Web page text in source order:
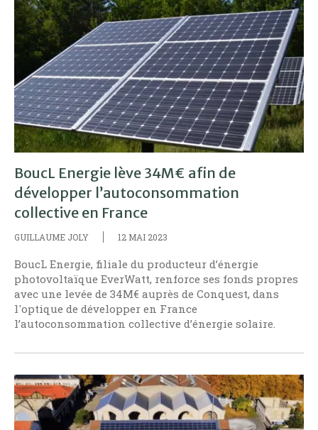
BoucL Energie lève 34M€ afin de
développer l’autoconsommation
collective en France
GUILLAUME JOLY 12 MAI 2023
BoucL Energie, filiale du producteur d’énergie
photovoltaïque EverWatt, renforce ses fonds propres
avec une levée de 34M€ auprès de Conquest, dans
l'optique de développer en France
l’autoconsommation collective d’énergie solaire.